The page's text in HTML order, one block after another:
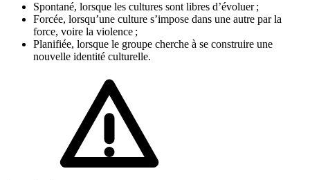
Spontané, lorsque les cultures sont libres d’évoluer ;
Forcée, lorsqu’une culture s’impose dans une autre par la
force, voire la violence ;
Planifiée, lorsque le groupe cherche à se construire une
nouvelle identité culturelle.